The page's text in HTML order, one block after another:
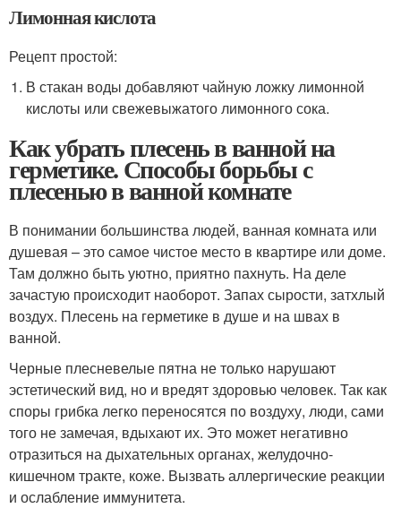
Лимонная кислота
Рецепт простой:
В стакан воды добавляют чайную ложку лимонной
кислоты или свежевыжатого лимонного сока.
Как убрать плесень в ванной на
герметике. Способы борьбы с
плесенью в ванной комнате
В понимании большинства людей, ванная комната или
душевая – это самое чистое место в квартире или доме.
Там должно быть уютно, приятно пахнуть. На деле
зачастую происходит наоборот. Запах сырости, затхлый
воздух. Плесень на герметике в душе и на швах в
ванной.
Черные плесневелые пятна не только нарушают
эстетический вид, но и вредят здоровью человек. Так как
споры грибка легко переносятся по воздуху, люди, сами
того не замечая, вдыхают их. Это может негативно
отразиться на дыхательных органах, желудочно-
кишечном тракте, коже. Вызвать аллергические реакции
и ослабление иммунитета.